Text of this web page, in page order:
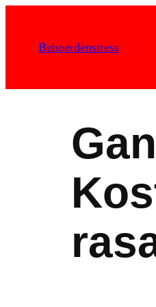
springenBehoerdenstress